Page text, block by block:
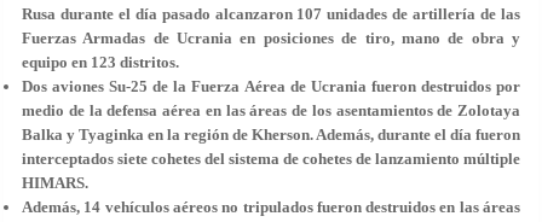
Rusa durante el día pasado alcanzaron 107 unidades de artillería de las
Fuerzas Armadas de Ucrania en posiciones de tiro, mano de obra y
equipo en 123 distritos.
Dos aviones Su-25 de la Fuerza Aérea de Ucrania fueron destruidos por
medio de la defensa aérea en las áreas de los asentamientos de Zolotaya
Balka y Tyaginka en la región de Kherson. Además, durante el día fueron
interceptados siete cohetes del sistema de cohetes de lanzamiento múltiple
HIMARS.
Además, 14 vehículos aéreos no tripulados fueron destruidos en las áreas